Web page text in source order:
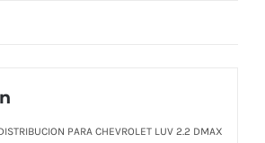
PARA CHEVROLET LUV 2.2 DMAX